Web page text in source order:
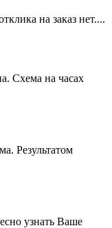
на заказ нет....
Схема на часах
Результатом
узнать Ваше